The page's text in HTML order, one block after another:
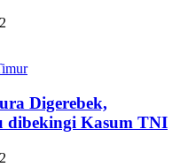
Digerebek,
dibekingi Kasum TNI